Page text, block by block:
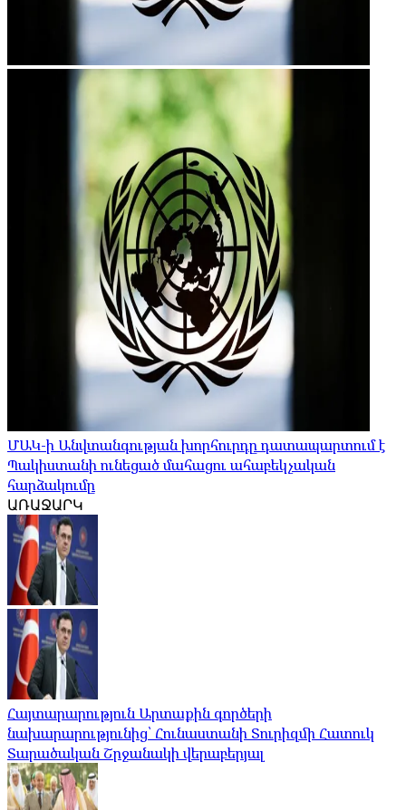
ՄԱԿ-ի Անվտանգության խորհուրդը դատապարտում է
Պակիստանի ունեցած մահացու ահաբեկչական
հարձակումը
ԱՌԱՋԱՐԿ
Հայտարարություն Արտաքին գործերի
նախարարությունից՝ Հունաստանի Տուրիզմի Հատուկ
Տարածական Շրջանակի վերաբերյալ